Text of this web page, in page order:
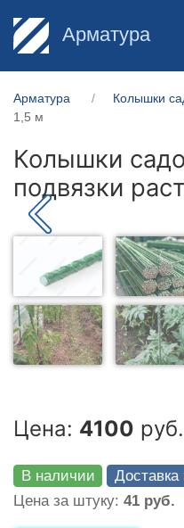
Арматура
Арматура Колышки
1,5 м
Колышки
подвязки
Цена: 4100
В наличии
Цена за штуку: 41 руб.